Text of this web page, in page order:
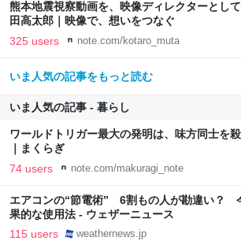
熊本地震視察動画を、映像ディレクターとし
田高太郎｜映像で、想いをつなぐ
325 users note.com/kotaro_muta
いま人気の記事をもっと読む
いま人気の記事 - 暮らし
ワールドトリガー最大の発明は、味方同士を
｜まくらぎ
74 users note.com/makuragi_note
エアコンの“節電術” 6割もの人が勘違い？
果的な使用法 - ウェザーニュース
115 users weathernews.jp